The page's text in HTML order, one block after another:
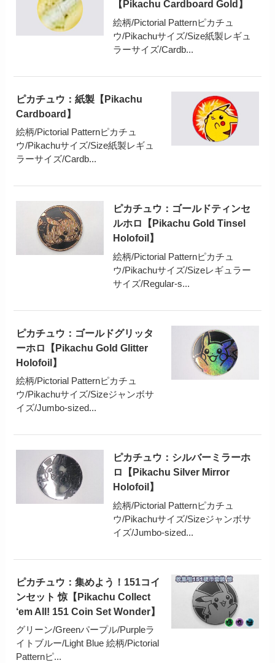
【Pikachu Cardboard Gold】
絵柄/Pictorial Patternピカチュ
ウ/Pikachuサイズ/Size紙製レギュ
ラーサイズ/Cardb...
ピカチュウ：紙製【Pikachu
Cardboard】
絵柄/Pictorial Patternピカチュ
ウ/Pikachuサイズ/Size紙製レギュ
ラーサイズ/Cardb...
ピカチュウ：ゴールドティンセ
ルホロ【Pikachu Gold Tinsel
Holofoil】
絵柄/Pictorial Patternピカチュ
ウ/Pikachuサイズ/Sizeレギュラー
サイズ/Regular-s...
ピカチュウ：ゴールドグリッタ
ーホロ【Pikachu Gold Glitter
Holofoil】
絵柄/Pictorial Patternピカチュ
ウ/Pikachuサイズ/Sizeジャンボサ
イズ/Jumbo-sized...
ピカチュウ：シルバーミラーホ
ロ【Pikachu Silver Mirror
Holofoil】
絵柄/Pictorial Patternピカチュ
ウ/Pikachuサイズ/Sizeジャンボサ
イズ/Jumbo-sized...
ピカチュウ：集めよう！151コイ
ンセット 惊【Pikachu Collect
‘em All! 151 Coin Set Wonder】
グリーン/Greenパープル/Purpleラ
イトブルー/Light Blue 絵柄/Pictorial
Patternピ...